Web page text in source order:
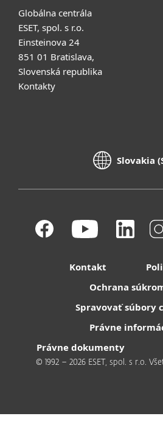
Globálna centrála
ESET, spol. s r.o.
Einsteinova 24
851 01 Bratislava,
Slovenská republika
Kontakty
Slovakia
Kontakt
Ochrana
Spravovať súbory
Právne
Právne dokumenty
© 1992 – 2026 ESET, spol. s r.o.